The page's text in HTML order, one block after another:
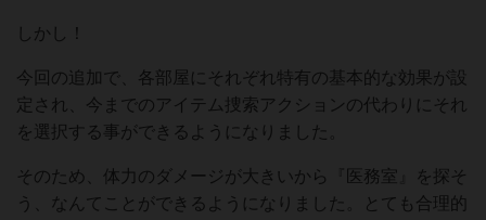
しかし！
今回の追加で、各部屋にそれぞれ特有の基本的な効果が設
定され、今までのアイテム捜索アクションの代わりにそれ
を選択する事ができるようになりました。
そのため、体力のダメージが大きいから『医務室』を探そ
う、なんてことができるようになりました。とても合理的